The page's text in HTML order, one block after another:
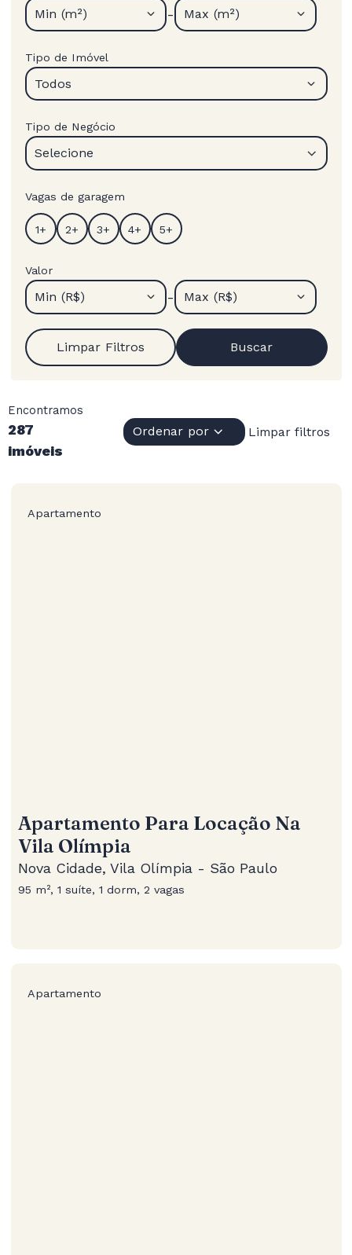
Min (m²) - Max (m²)
Tipo de Imóvel
Todos
Tipo de Negócio
Selecione
Vagas de garagem
Valor
Min (R$) - Max (R$)
Limpar Filtros Buscar
Encontramos
287
imóveis
Ordenar por Limpar filtros
Apartamento
Apartamento Para Locação Na
Vila Olímpia
Nova Cidade, Vila Olímpia - São Paulo
95 m², 1 suíte, 1 dorm, 2 vagas
Apartamento